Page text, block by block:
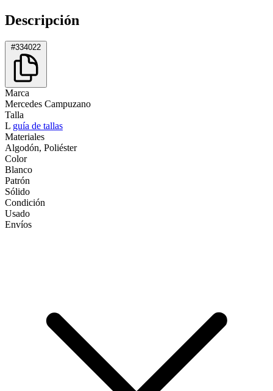
Descripción
#334022
Marca
Mercedes Campuzano
Talla
L guía de tallas
Materiales
Algodón, Poliéster
Color
Blanco
Patrón
Sólido
Condición
Usado
Envíos